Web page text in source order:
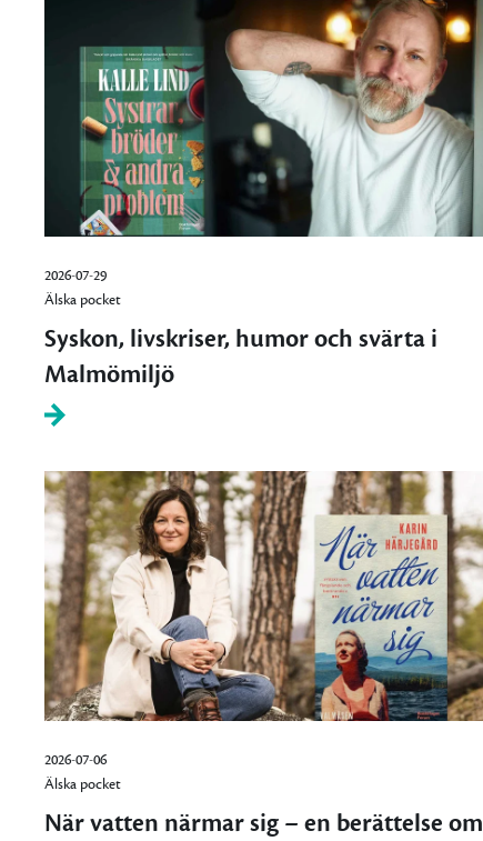
2026-07-29
Älska pocket
Syskon, livskriser, humor och svärta i
Malmömiljö
2026-07-06
Älska pocket
När vatten närmar sig – en berättelse om